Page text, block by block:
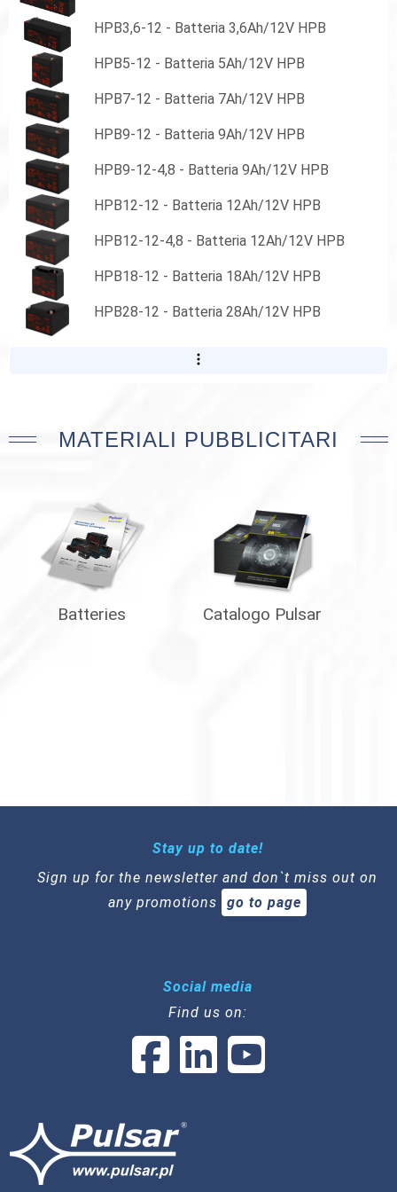
HPB3,6-12 - Batteria 3,6Ah/12V HPB
HPB5-12 - Batteria 5Ah/12V HPB
HPB7-12 - Batteria 7Ah/12V HPB
HPB9-12 - Batteria 9Ah/12V HPB
HPB9-12-4,8 - Batteria 9Ah/12V HPB
HPB12-12 - Batteria 12Ah/12V HPB
HPB12-12-4,8 - Batteria 12Ah/12V HPB
HPB18-12 - Batteria 18Ah/12V HPB
HPB28-12 - Batteria 28Ah/12V HPB
MATERIALI PUBBLICITARI
Batteries Catalogo Pulsar
Stay up to date!
Sign up for the newsletter and don`t miss out on
any promotions
go to page
Social media
Find us on: